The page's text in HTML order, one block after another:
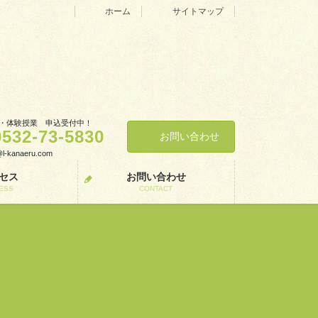
ホーム サイトマップ
体験授業 申込受付中！
73-5830
kanaeru.com
お問い合わせ
ス お問い合わせ
CONTACT